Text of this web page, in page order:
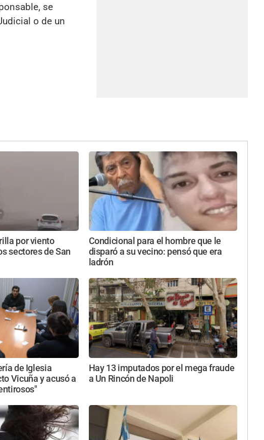
se
o de un
por viento
sectores de San
Condicional para el hombre que le
disparó a su vecino: pensó que era
ladrón
de Iglesia
Vicuña y acusó a
Hay 13 imputados por el mega fraude
a Un Rincón de Napoli